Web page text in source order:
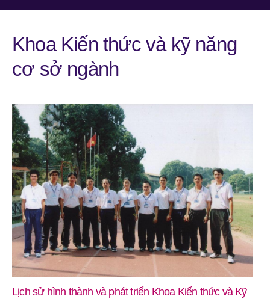
Trường Đại học Thể dục thể thao Bắc Ninh phối hợp tổ chức
hội thảo hướng nghiệp dành cho vận động viên
6 THG 8, 2026
Khoa Kiến thức và kỹ năng
cơ sở ngành
Lịch sử hình thành và phát triển Khoa Kiến thức và Kỹ